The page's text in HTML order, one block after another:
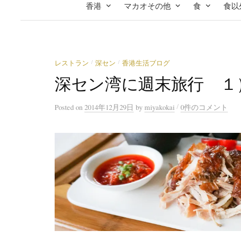
香港 マカオその他 食 食以
レストラン / 深セン / 香港生活ブログ
深セン湾に週末旅行 １
Posted on 2014年12月29日 by miyakokai / 0件のコメント